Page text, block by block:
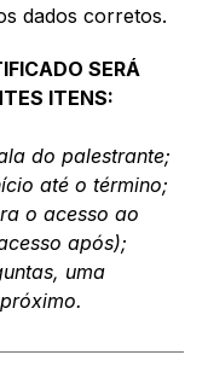
dados corretos.
SERÁ
ITENS:
do palestrante;
até o término;
o acesso ao
após);
uma